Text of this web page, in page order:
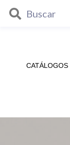
CATÁLOGOS